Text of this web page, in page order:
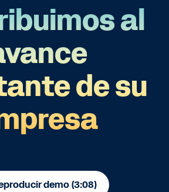
al
de su
demo (3:08)